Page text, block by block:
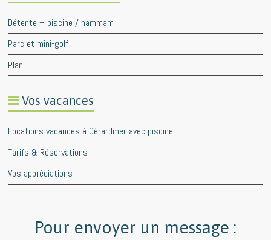
Détente – piscine / hammam
Parc et mini-golf
Plan
Vos vacances
Locations vacances à Gérardmer avec piscine
Tarifs & Réservations
Vos appréciations
Pour envoyer un message :